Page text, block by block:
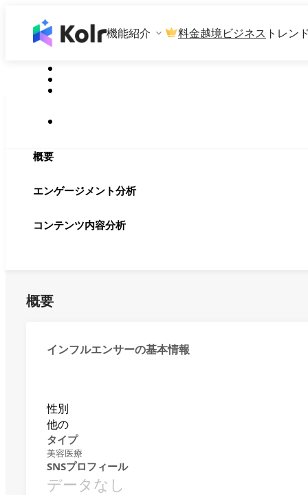
機能紹介 料金越境ビジネス トレン
概要
エンゲージメント分析
コンテンツ内容分析
概要
インフルエンサーの基本情報
性別
他の
タイプ
美容医療
SNSプロフィール
データなし